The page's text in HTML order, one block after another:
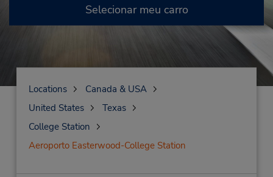
Selecionar meu carro
Locations
Canada & USA
United States
Texas
College Station
Aeroporto Easterwood-College Station